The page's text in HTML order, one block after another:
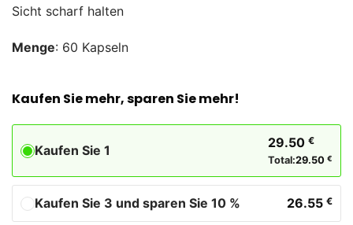
Sicht scharf halten
Menge: 60 Kapseln
Kaufen Sie mehr, sparen Sie mehr!
Kaufen Sie 1 29.50 €
Total:29.50 €
Kaufen Sie 3 und sparen Sie 10 % 26.55 €